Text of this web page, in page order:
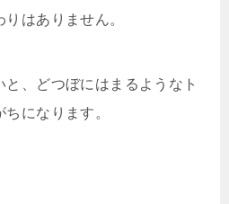
はありません。
、どつぼにはまるようなト
になります。